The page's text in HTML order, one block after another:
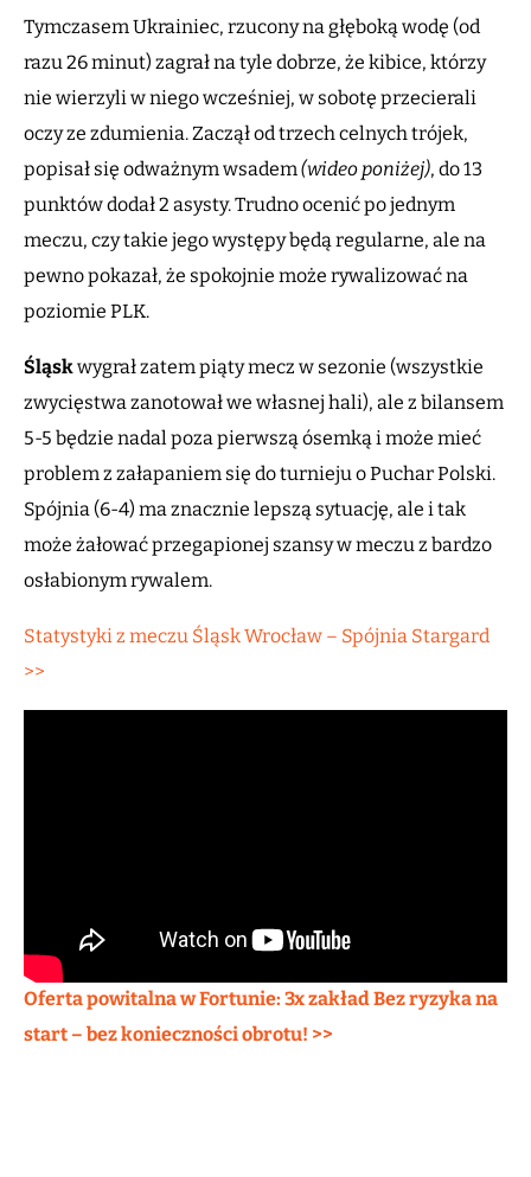
Tymczasem Ukrainiec, rzucony na głęboką wodę (od
razu 26 minut) zagrał na tyle dobrze, że kibice, którzy
nie wierzyli w niego wcześniej, w sobotę przecierali
oczy ze zdumienia. Zaczął od trzech celnych trójek,
popisał się odważnym wsadem(wideo poniżej), do 13
punktów dodał 2 asysty. Trudno ocenić po jednym
meczu, czy takie jego występy będą regularne, ale na
pewno pokazał, że spokojnie może rywalizować na
poziomie PLK.
Śląskwygrał zatem piąty mecz w sezonie (wszystkie
zwycięstwa zanotował we własnej hali), ale z bilansem
5-5 będzie nadal poza pierwszą ósemką i może mieć
problem z załapaniem się do turnieju o Puchar Polski.
Spójnia (6-4) ma znacznie lepszą sytuację, ale i tak
może żałować przegapionej szansy w meczu z bardzo
osłabionym rywalem.
Statystyki z meczu Śląsk Wrocław – Spójnia Stargard
>>
Oferta powitalna w Fortunie: 3x zakład Bez ryzyka na
start – bez konieczności obrotu! >>